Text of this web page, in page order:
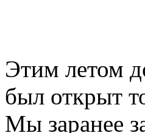
Этим летом
был открыт
Мы заранее